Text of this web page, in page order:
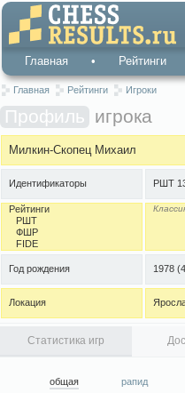
Главная • Рейтинги
Главная Рейтинги Игроки
Профиль игрока
Милкин-Скопец Михаил
Идентификаторы РШТ
Рейтинги
РШТ
ФШР
FIDE
Год рождения 1978
Локация
Статистика игр
общая рапид